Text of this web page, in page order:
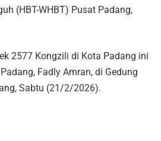
(HBT-WHBT) Pusat Padang,
2577 Kongzili di Kota Padang ini
Fadly Amran, di Gedung
Sabtu (21/2/2026).